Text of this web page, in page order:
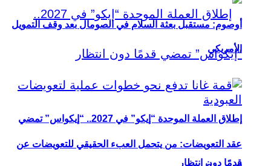
إطلاق العملة الموحدة “إيكو” في 2027.. “إيكواس” تمضي
قدمًا دون انتظار
أوصوم: مستقبل بعثة السلام في الصومال بعد وقف التمويل
الأمريكي
عقد التعويضات: من يتحمل العبء الحقيقي للتعويضات عن